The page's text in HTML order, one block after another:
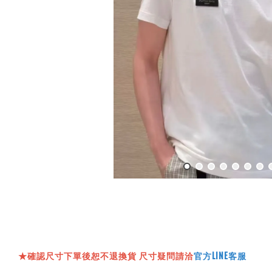
★確認尺寸下單後恕不退換貨 尺寸疑問請洽官方LINE客服